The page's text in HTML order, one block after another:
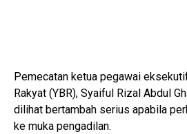
Pemecatan ketua pegawai
Rakyat (YBR), Syaiful Rizal Abdul
dilihat bertambah serius apabila
ke muka pengadilan.